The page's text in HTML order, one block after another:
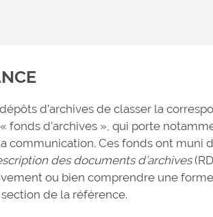
d’archives de classer la
fonds d’archives », qui porte
communication. Ces fonds ont muni
des documents d’archives
ou bien comprendre une
de la référence.